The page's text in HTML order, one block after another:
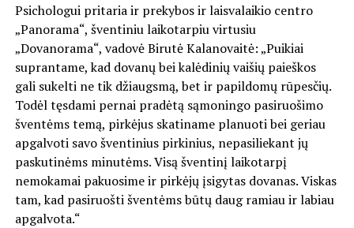
Psichologui pritaria ir prekybos ir laisvalaikio centro
„Panorama“, šventiniu laikotarpiu virtusiu
„Dovanorama“, vadovė Birutė Kalanovaitė: „Puikiai
suprantame, kad dovanų bei kalėdinių vaišių paieškos
gali sukelti ne tik džiaugsmą, bet ir papildomų rūpesčių.
Todėl tęsdami pernai pradėtą sąmoningo pasiruošimo
šventėms temą, pirkėjus skatiname planuoti bei geriau
apgalvoti savo šventinius pirkinius, nepasiliekant jų
paskutinėms minutėms. Visą šventinį laikotarpį
nemokamai pakuosime ir pirkėjų įsigytas dovanas. Viskas
tam, kad pasiruošti šventėms būtų daug ramiau ir labiau
apgalvota.“